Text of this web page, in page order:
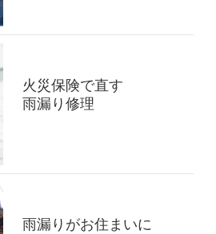
火災保険で直す
雨漏り修理
雨漏りがお住まいに